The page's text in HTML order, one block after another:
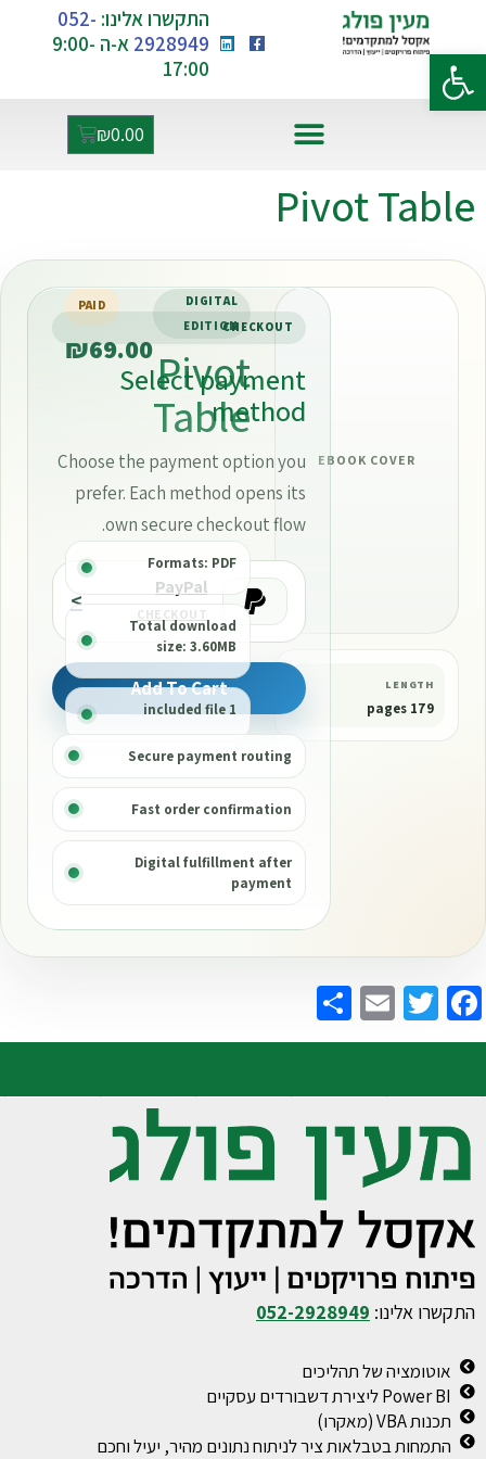
פתח סרגל נגישות
התקשרו אלינו: 052-
2928949
א-ה 9:00-
17:00
₪0.00
Pivot Table
EBOOK COVER
LENGTH
179 pages
DIGITAL
EDITION
Pivot
Table
PAID
₪69.00
Formats: PDF
Total download
size: 3.60MB
1 included file
CHECKOUT
Select payment
method
Choose the payment option you
prefer. Each method opens its
own secure checkout flow.
PayPal
CHECKOUT
>
Add To Cart
Secure payment routing
Fast order confirmation
Digital fulfillment after
payment
Facebook
Twitter
Email
התקשרו אלינו: 052-2928949
אוטומציה של תהליכים
Power BI ליצירת דשבורדים עסקיים
תכנות VBA (מאקרו)
התמחות בטבלאות ציר לניתוח נתונים מהיר, יעיל וחכם